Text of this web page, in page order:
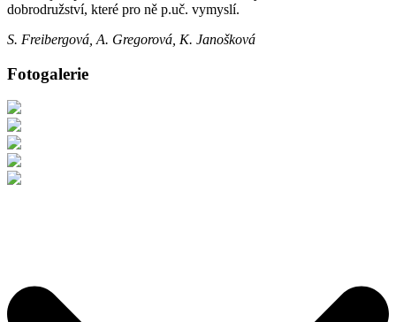
dobrodružství, které pro ně p.uč. vymyslí.
S. Freibergová, A. Gregorová, K. Janošková
Fotogalerie